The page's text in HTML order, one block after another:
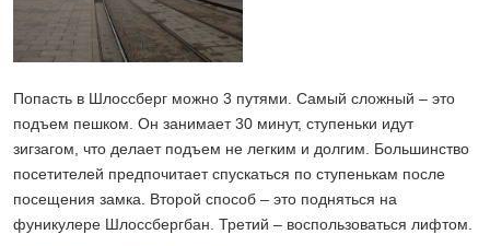
Попасть в Шлоссберг можно 3 путями. Самый сложный – это
подъем пешком. Он занимает 30 минут, ступеньки идут
зигзагом, что делает подъем не легким и долгим. Большинство
посетителей предпочитает спускаться по ступенькам после
посещения замка. Второй способ – это подняться на
фуникулере Шлоссбергбан. Третий – воспользоваться лифтом.